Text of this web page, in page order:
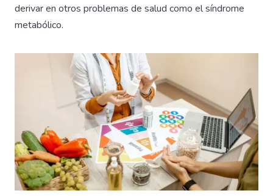
derivar en otros problemas de salud como el síndrome
metabólico.